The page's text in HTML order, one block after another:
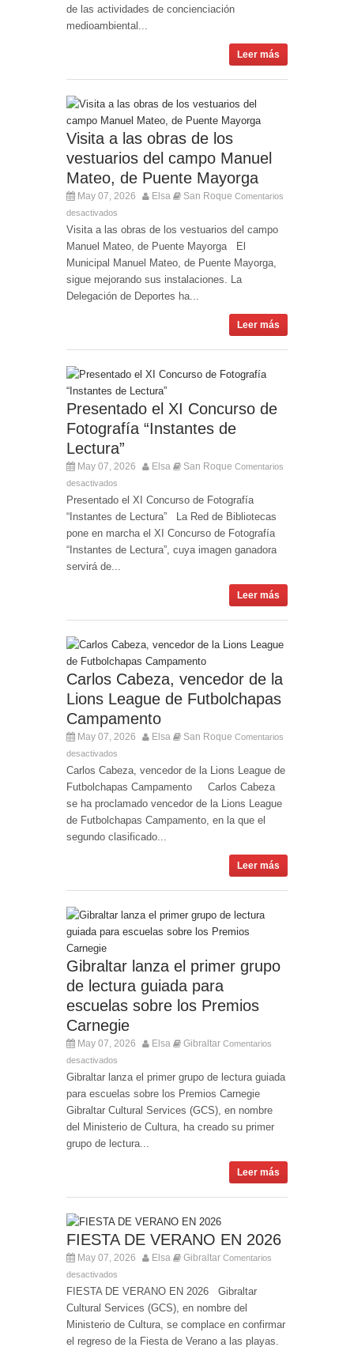
de las actividades de concienciación
medioambiental...
Leer más
Visita a las obras de los
vestuarios del campo Manuel
Mateo, de Puente Mayorga
May 07, 2026 Elsa San Roque Comentarios
desactivados
Visita a las obras de los vestuarios del campo
Manuel Mateo, de Puente Mayorga El
Municipal Manuel Mateo, de Puente Mayorga,
sigue mejorando sus instalaciones. La
Delegación de Deportes ha...
Leer más
Presentado el XI Concurso de
Fotografía “Instantes de
Lectura”
May 07, 2026 Elsa San Roque Comentarios
desactivados
Presentado el XI Concurso de Fotografía
“Instantes de Lectura” La Red de Bibliotecas
pone en marcha el XI Concurso de Fotografía
“Instantes de Lectura”, cuya imagen ganadora
servirá de...
Leer más
Carlos Cabeza, vencedor de la
Lions League de Futbolchapas
Campamento
May 07, 2026 Elsa San Roque Comentarios
desactivados
Carlos Cabeza, vencedor de la Lions League de
Futbolchapas Campamento Carlos Cabeza
se ha proclamado vencedor de la Lions League
de Futbolchapas Campamento, en la que el
segundo clasificado...
Leer más
Gibraltar lanza el primer grupo
de lectura guiada para
escuelas sobre los Premios
Carnegie
May 07, 2026 Elsa Gibraltar Comentarios
desactivados
Gibraltar lanza el primer grupo de lectura guiada
para escuelas sobre los Premios Carnegie
Gibraltar Cultural Services (GCS), en nombre
del Ministerio de Cultura, ha creado su primer
grupo de lectura...
Leer más
FIESTA DE VERANO EN 2026
May 07, 2026 Elsa Gibraltar Comentarios
desactivados
FIESTA DE VERANO EN 2026 Gibraltar
Cultural Services (GCS), en nombre del
Ministerio de Cultura, se complace en confirmar
el regreso de la Fiesta de Verano a las playas.